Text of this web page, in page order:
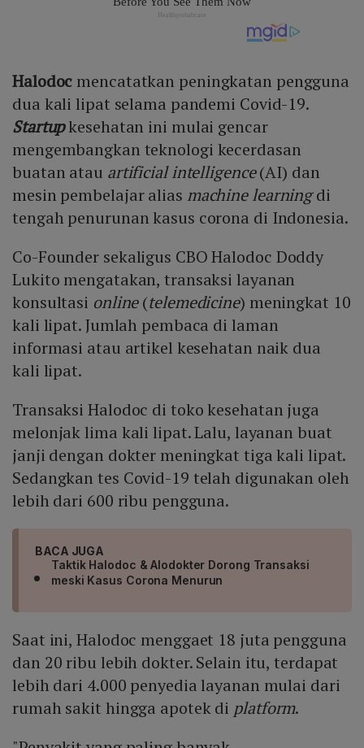
Halodoc mencatatkan peningkatan pengguna
dua kali lipat selama pandemi Covid-19.
Startupkesehatan ini mulai gencar
mengembangkan teknologi kecerdasan
buatan atau artificial intelligence(AI) dan
mesin pembelajar alias machine learningdi
tengah penurunan kasus corona di Indonesia.
Co-Founder sekaligus CBO Halodoc Doddy
Lukito mengatakan, transaksi layanan
konsultasi online(telemedicine) meningkat 10
kali lipat. Jumlah pembaca di laman
informasi atau artikel kesehatan naik dua
kali lipat.
Transaksi Halodoc di toko kesehatan juga
melonjak lima kali lipat. Lalu, layanan buat
janji dengan dokter meningkat tiga kali lipat.
Sedangkan tes Covid-19 telah digunakan oleh
lebih dari 600 ribu pengguna.
BACA JUGA
Taktik Halodoc & Alodokter Dorong Transaksi
meski Kasus Corona Menurun
Saat ini, Halodoc menggaet 18 juta pengguna
dan 20 ribu lebih dokter. Selain itu, terdapat
lebih dari 4.000 penyedia layanan mulai dari
rumah sakit hingga apotek di platform.